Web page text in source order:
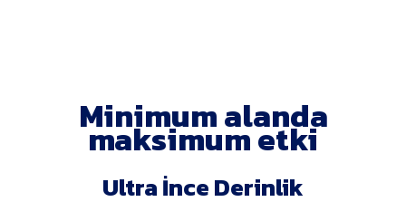
Minimum alanda
maksimum etki
Ultra İnce Derinlik